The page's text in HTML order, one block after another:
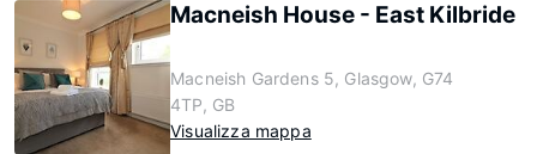
Macneish House - East Kilbride
Macneish Gardens 5, Glasgow, G74
4TP, GB
Visualizza mappa